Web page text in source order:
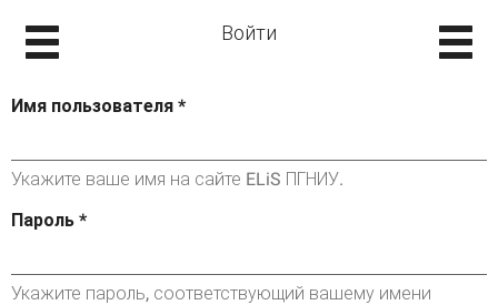
Войти
Имя пользователя *
Укажите ваше имя на сайте ELiS ПГНИУ.
Пароль *
Укажите пароль, соответствующий вашему имени